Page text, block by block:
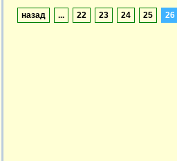
назад ... 22 23 24 25 26